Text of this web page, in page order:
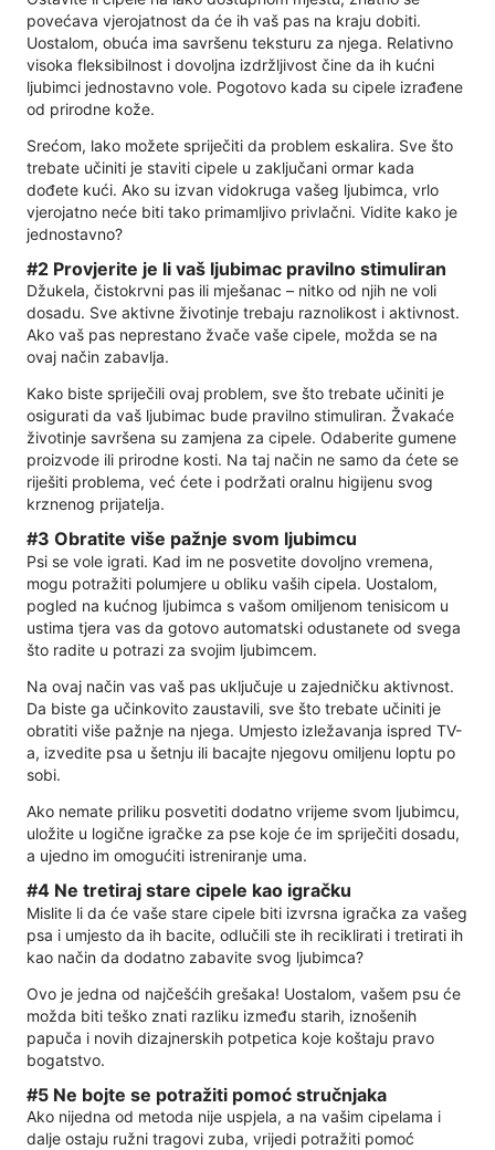
povećava vjerojatnost da će ih vaš pas na kraju dobiti.
Uostalom, obuća ima savršenu teksturu za njega. Relativno
visoka fleksibilnost i dovoljna izdržljivost čine da ih kućni
ljubimci jednostavno vole. Pogotovo kada su cipele izrađene
od prirodne kože.
Srećom, lako možete spriječiti da problem eskalira. Sve što
trebate učiniti je staviti cipele u zaključani ormar kada
dođete kući. Ako su izvan vidokruga vašeg ljubimca, vrlo
vjerojatno neće biti tako primamljivo privlačni. Vidite kako je
jednostavno?
#2 Provjerite je li vaš ljubimac pravilno stimuliran
Džukela, čistokrvni pas ili mješanac – nitko od njih ne voli
dosadu. Sve aktivne životinje trebaju raznolikost i aktivnost.
Ako vaš pas neprestano žvače vaše cipele, možda se na
ovaj način zabavlja.
Kako biste spriječili ovaj problem, sve što trebate učiniti je
osigurati da vaš ljubimac bude pravilno stimuliran. Žvakaće
životinje savršena su zamjena za cipele. Odaberite gumene
proizvode ili prirodne kosti. Na taj način ne samo da ćete se
riješiti problema, već ćete i podržati oralnu higijenu svog
krznenog prijatelja.
#3 Obratite više pažnje svom ljubimcu
Psi se vole igrati. Kad im ne posvetite dovoljno vremena,
mogu potražiti polumjere u obliku vaših cipela. Uostalom,
pogled na kućnog ljubimca s vašom omiljenom tenisicom u
ustima tjera vas da gotovo automatski odustanete od svega
što radite u potrazi za svojim ljubimcem.
Na ovaj način vas vaš pas uključuje u zajedničku aktivnost.
Da biste ga učinkovito zaustavili, sve što trebate učiniti je
obratiti više pažnje na njega. Umjesto izležavanja ispred TV-
a, izvedite psa u šetnju ili bacajte njegovu omiljenu loptu po
sobi.
Ako nemate priliku posvetiti dodatno vrijeme svom ljubimcu,
uložite u logične igračke za pse koje će im spriječiti dosadu,
a ujedno im omogućiti istreniranje uma.
#4 Ne tretiraj stare cipele kao igračku
Mislite li da će vaše stare cipele biti izvrsna igračka za vašeg
psa i umjesto da ih bacite, odlučili ste ih reciklirati i tretirati ih
kao način da dodatno zabavite svog ljubimca?
Ovo je jedna od najčešćih grešaka! Uostalom, vašem psu će
možda biti teško znati razliku između starih, iznošenih
papuča i novih dizajnerskih potpetica koje koštaju pravo
bogatstvo.
#5 Ne bojte se potražiti pomoć stručnjaka
Ako nijedna od metoda nije uspjela, a na vašim cipelama i
dalje ostaju ružni tragovi zuba, vrijedi potražiti pomoć